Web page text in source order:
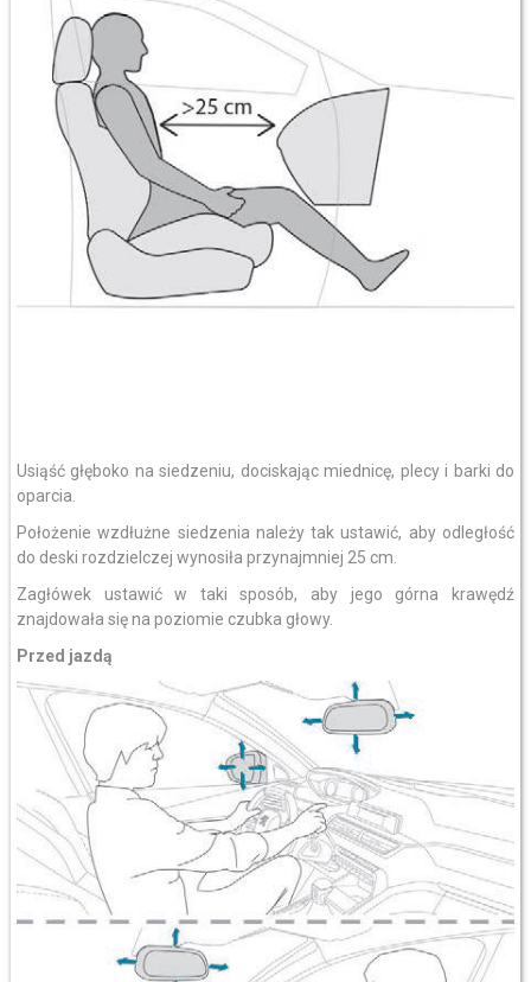
Usiąść głęboko na siedzeniu, dociskając miednicę, plecy i barki do
oparcia.
Położenie wzdłużne siedzenia należy tak ustawić, aby odległość
do deski rozdzielczej wynosiła przynajmniej 25 cm.
Zagłówek ustawić w taki sposób, aby jego górna krawędź
znajdowała się na poziomie czubka głowy.
Przed jazdą